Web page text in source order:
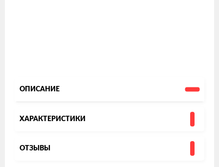
ОПИСАНИЕ
ХАРАКТЕРИСТИКИ
ОТЗЫВЫ